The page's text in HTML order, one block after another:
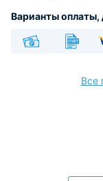
Варианты оплаты,
Все